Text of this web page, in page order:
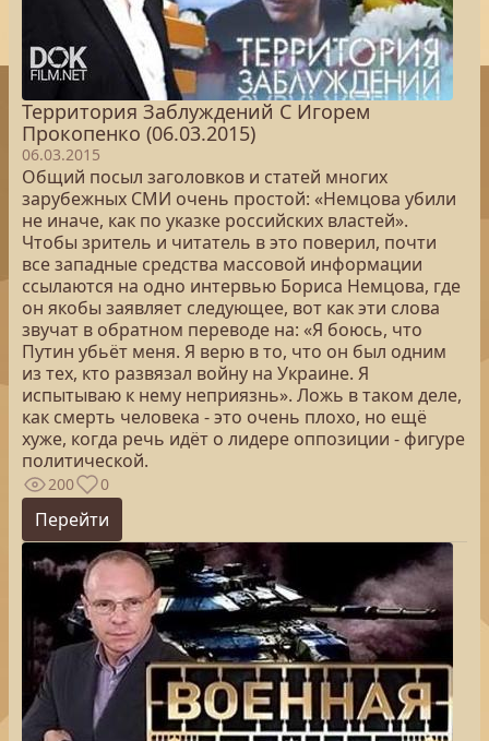
Территория Заблуждений С Игорем
Прокопенко (06.03.2015)
06.03.2015
Общий посыл заголовков и статей многих
зарубежных СМИ очень простой: «Немцова убили
не иначе, как по указке российских властей».
Чтобы зритель и читатель в это поверил, почти
все западные средства массовой информации
ссылаются на одно интервью Бориса Немцова, где
он якобы заявляет следующее, вот как эти слова
звучат в обратном переводе на: «Я боюсь, что
Путин убьёт меня. Я верю в то, что он был одним
из тех, кто развязал войну на Украине. Я
испытываю к нему неприязнь». Ложь в таком деле,
как смерть человека - это очень плохо, но ещё
хуже, когда речь идёт о лидере оппозиции - фигуре
политической.
200 0
Перейти